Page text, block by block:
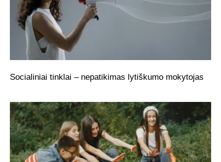
Socialiniai tinklai – nepatikimas lytiškumo mokytojas